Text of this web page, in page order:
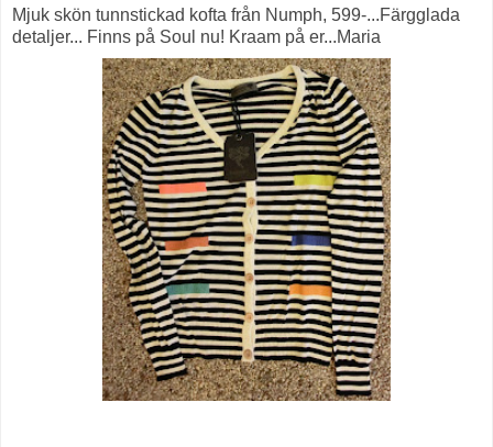
Mjuk skön tunnstickad kofta från Numph, 599-...Färgglada
detaljer... Finns på Soul nu! Kraam på er...Maria